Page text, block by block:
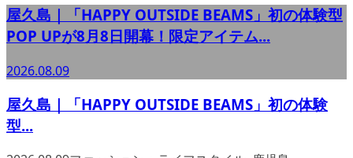
屋久島｜「HAPPY OUTSIDE BEAMS」初の体験型
POP UPが8月8日開幕！限定アイテム...
2026.08.09
屋久島｜「HAPPY OUTSIDE BEAMS」初の体験
型...